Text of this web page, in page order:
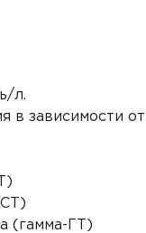
л.
в зависимости от
(гамма-ГТ)